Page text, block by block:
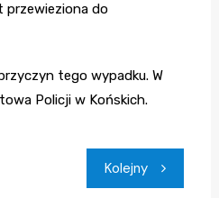
przewieziona do
tego wypadku. W
Policji w Końskich.
Kolejny